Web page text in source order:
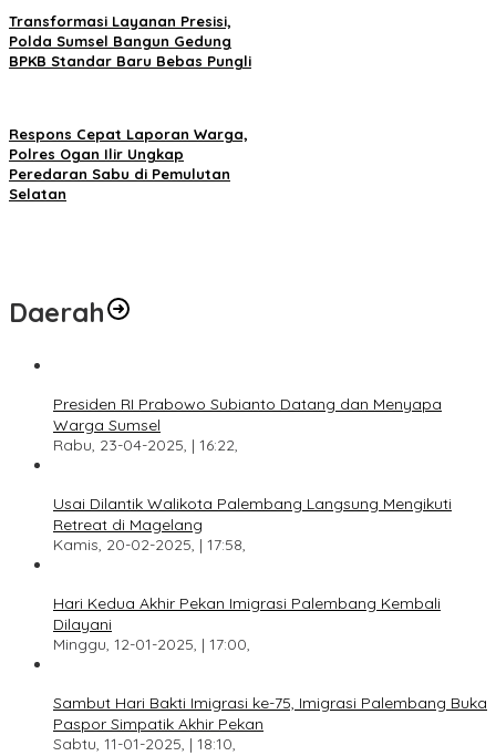
Transformasi Layanan Presisi,
Polda Sumsel Bangun Gedung
BPKB Standar Baru Bebas Pungli
Respons Cepat Laporan Warga,
Polres Ogan Ilir Ungkap
Peredaran Sabu di Pemulutan
Selatan
Daerah
Presiden RI Prabowo Subianto Datang dan Menyapa
Warga Sumsel
Rabu, 23-04-2025, | 16:22,
Usai Dilantik Walikota Palembang Langsung Mengikuti
Retreat di Magelang
Kamis, 20-02-2025, | 17:58,
Hari Kedua Akhir Pekan Imigrasi Palembang Kembali
Dilayani
Minggu, 12-01-2025, | 17:00,
Sambut Hari Bakti Imigrasi ke-75, Imigrasi Palembang Buka
Paspor Simpatik Akhir Pekan
Sabtu, 11-01-2025, | 18:10,